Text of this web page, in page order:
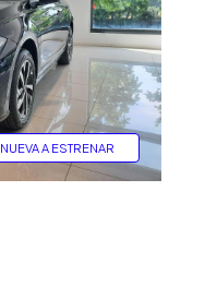
NUEVA A ESTRENAR